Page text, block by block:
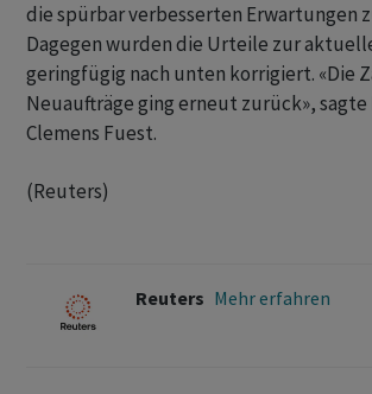
die spürbar verbesserten Erwartungen
Dagegen wurden die Urteile zur
geringfügig nach unten korrigiert. «Die
Neuaufträge ging erneut zurück»,
Clemens Fuest.
(Reuters)
Reuters Mehr erfahren